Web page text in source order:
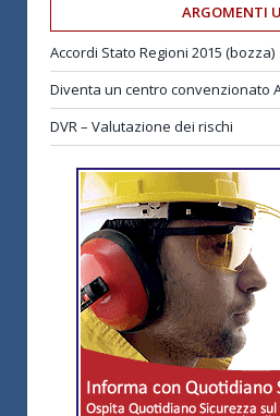
ARGOMENTI
Accordi Stato Regioni 2015 (bozza)
Diventa un centro convenzionato
DVR – Valutazione dei rischi